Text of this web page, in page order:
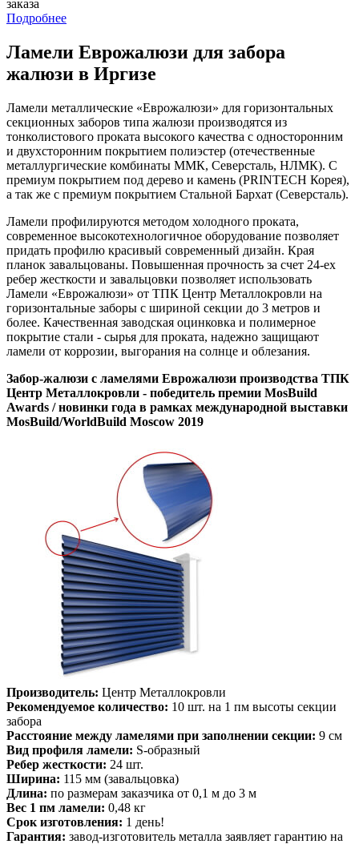
заказа
Подробнее
Ламели Еврожалюзи для забора
жалюзи в Иргизе
Ламели металлические «Еврожалюзи» для горизонтальных
секционных заборов типа жалюзи производятся из
тонколистового проката высокого качества с односторонним
и двухсторонним покрытием полиэстер (отечественные
металлургические комбинаты ММК, Северсталь, НЛМК). С
премиум покрытием под дерево и камень (PRINTECH Корея),
а так же с премиум покрытием Стальной Бархат (Северсталь).
Ламели профилируются методом холодного проката,
современное высокотехнологичное оборудование позволяет
придать профилю красивый современный дизайн. Края
планок завальцованы. Повышенная прочность за счет 24-ех
ребер жесткости и завальцовки позволяет использовать
Ламели «Еврожалюзи» от ТПК Центр Металлокровли на
горизонтальные заборы с шириной секции до 3 метров и
более. Качественная заводская оцинковка и полимерное
покрытие стали - сырья для проката, надежно защищают
ламели от коррозии, выгорания на солнце и облезания.
Забор-жалюзи с ламелями Еврожалюзи производства ТПК
Центр Металлокровли - победитель премии MosBuild
Awards / новинки года в рамках международной выставки
MosBuild/WorldBuild Moscow 2019
Производитель: Центр Металлокровли
Рекомендуемое количество: 10 шт. на 1 пм высоты секции
забора
Расстояние между ламелями при заполнении секции: 9 см
Вид профиля ламели: S-образный
Ребер жесткости: 24 шт.
Ширина: 115 мм (завальцовка)
Длина: по размерам заказчика от 0,1 м до 3 м
Вес 1 пм ламели: 0,48 кг
Срок изготовления: 1 день!
Гарантия: завод-изготовитель металла заявляет гарантию на